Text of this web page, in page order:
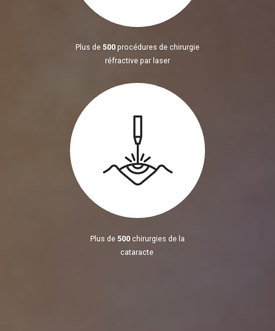
Plus de 500 procédures de chirurgie
réfractive par laser
Plus de 500 chirurgies de la
cataracte